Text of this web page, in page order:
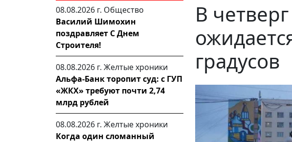
08.08.2026 г. Общество
Василий Шимохин
поздравляет С Днем
Строителя!
08.08.2026 г. Желтые хроники
Альфа-Банк торопит суд: с ГУП
«ЖКХ» требуют почти 2,74
млрд рублей
08.08.2026 г. Желтые хроники
Когда один сломанный
В
градусов